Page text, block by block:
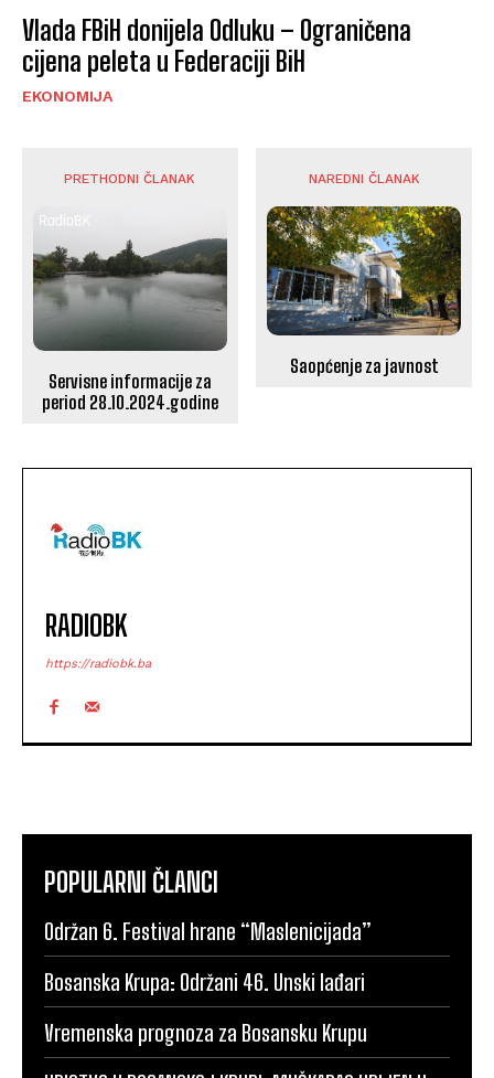
Vlada FBiH donijela Odluku – Ograničena
cijena peleta u Federaciji BiH
EKONOMIJA
PRETHODNI ČLANAK
Servisne informacije za
period 28.10.2024.godine
NAREDNI ČLANAK
Saopćenje za javnost
RADIOBK
https://radiobk.ba
POPULARNI ČLANCI
Održan 6. Festival hrane “Maslenicijada”
Bosanska Krupa: Održani 46. Unski lađari
Vremenska prognoza za Bosansku Krupu